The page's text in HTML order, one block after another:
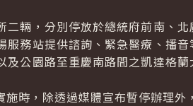
輛，分別停放於總統府前南、北
務站提供諮詢、緊急醫療、播
公園路至重慶南路間之凱達格
，除透過媒體宣布暫停辦理外